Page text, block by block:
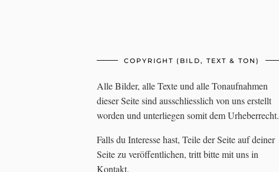
COPYRIGHT (BILD, TEXT & TON)
Alle Bilder, alle Texte und alle Tonaufnahmen
dieser Seite sind ausschliesslich von uns erstellt
worden und unterliegen somit dem Urheberrecht.
Falls du Interesse hast, Teile der Seite auf deiner
Seite zu veröffentlichen, tritt bitte mit uns in
Kontakt.